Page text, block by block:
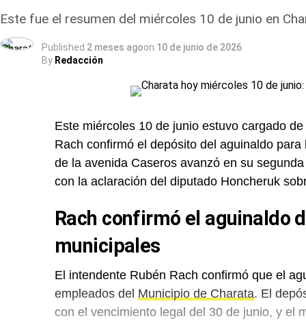
Este fue el resumen del miércoles 10 de junio en
Published 2 meses agoon 10 de junio de 2026
By Redacción
Este miércoles 10 de junio estuvo cargado de
Rach confirmó el depósito del aguinaldo
de la avenida Caseros avanzó en su
con la aclaración del diputado Honcheruk
Rach confirmó el aguinaldo
municipales
El intendente Rubén Rach confirmó que el
empleados del Municipio de Charata. El
con el vencimiento legal del 30 de junio, y el